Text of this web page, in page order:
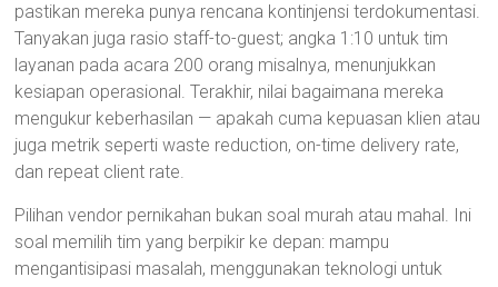
pastikan mereka punya rencana kontinjensi terdokumentasi.
Tanyakan juga rasio staff-to-guest; angka 1:10 untuk tim
layanan pada acara 200 orang misalnya, menunjukkan
kesiapan operasional. Terakhir, nilai bagaimana mereka
mengukur keberhasilan — apakah cuma kepuasan klien atau
juga metrik seperti waste reduction, on-time delivery rate,
dan repeat client rate.
Pilihan vendor pernikahan bukan soal murah atau mahal. Ini
soal memilih tim yang berpikir ke depan: mampu
mengantisipasi masalah, menggunakan teknologi untuk